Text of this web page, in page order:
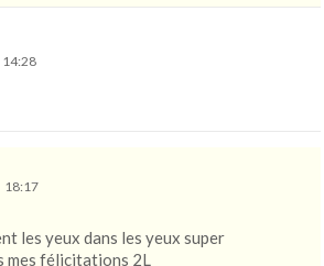
18:17
les yeux dans les yeux super
mes félicitations 2L